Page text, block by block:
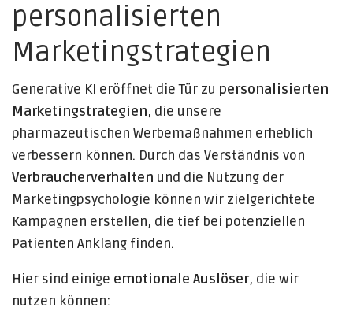
personalisierten
Marketingstrategien
Generative KI eröffnet die Tür zu personalisierten
Marketingstrategien, die unsere
pharmazeutischen Werbemaßnahmen erheblich
verbessern können. Durch das Verständnis von
Verbraucherverhalten und die Nutzung der
Marketingpsychologie können wir zielgerichtete
Kampagnen erstellen, die tief bei potenziellen
Patienten Anklang finden.
Hier sind einige emotionale Auslöser, die wir
nutzen können: